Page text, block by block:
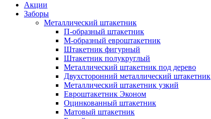
Акции
Заборы
Металлический штакетник
П-образный штакетник
М-образный евроштакетник
Штакетник фигурный
Штакетник полукруглый
Металлический штакетник под дерево
Двухсторонний металлический штакетник
Металлический штакетник узкий
Евроштакетник Эконом
Оцинкованный штакетник
Матовый штакетник